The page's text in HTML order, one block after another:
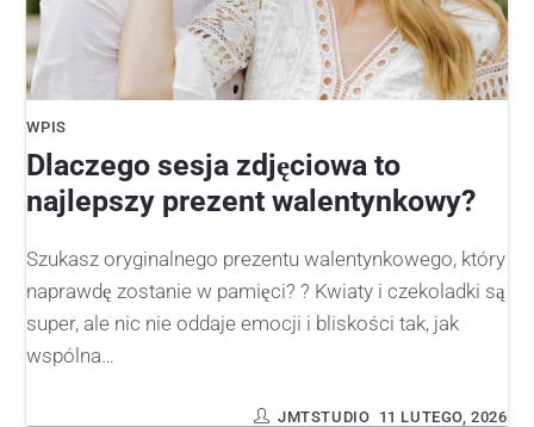
WPIS
Dlaczego sesja zdjęciowa to
najlepszy prezent walentynkowy?
Szukasz oryginalnego prezentu walentynkowego, który
naprawdę zostanie w pamięci? ? Kwiaty i czekoladki są
super, ale nic nie oddaje emocji i bliskości tak, jak
wspólna…
11 LUTEGO, 2026
JMTSTUDIO